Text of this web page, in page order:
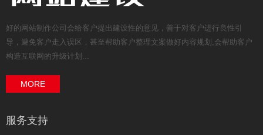
好的网站制作公司会给客户提出建设性的意见，善于对客户进行良性引
导，避免客户走入误区，甚至帮助客户整理文案做好内容规划,会帮助客户
构造互联网的升级计划...
MORE
服务支持